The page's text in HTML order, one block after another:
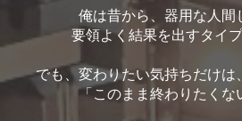
俺は昔から、器用な人間
要領よく結果を出すタイプ
でも、変わりたい気持ちだけは
「このまま終わりたくな